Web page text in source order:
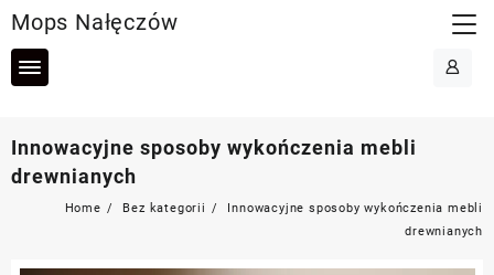
to
content
Mops Nałęczów
Innowacyjne sposoby wykończenia mebli
drewnianych
Home Bez kategorii
Innowacyjne sposoby wykończenia mebli
drewnianych